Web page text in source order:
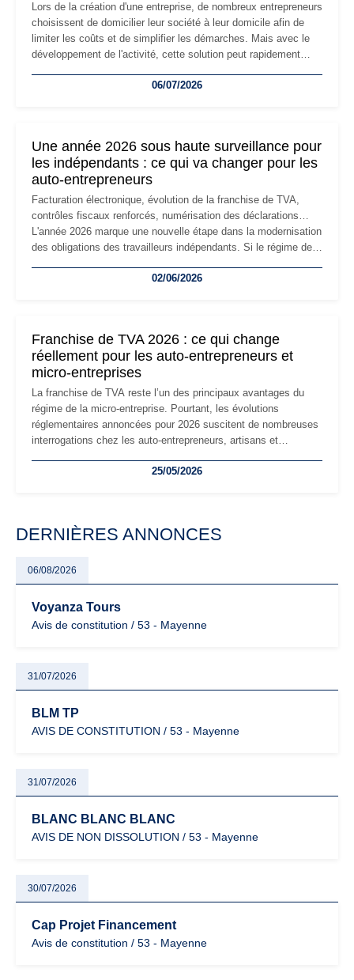
Lors de la création d'une entreprise, de nombreux entrepreneurs
choisissent de domicilier leur société à leur domicile afin de
limiter les coûts et de simplifier les démarches. Mais avec le
développement de l'activité, cette solution peut rapidement
professionnels, recrutement, image de marque… Le
06/07/2026
Une année 2026 sous haute surveillance pour
les indépendants : ce qui va changer pour les
auto-entrepreneurs
Facturation électronique, évolution de la franchise de TVA,
contrôles fiscaux renforcés, numérisation des déclarations…
L'année 2026 marque une nouvelle étape dans la modernisation
des obligations des travailleurs indépendants. Si le régime de
les auto-entrepreneurs devront s'adapter à un environnement
02/06/2026
Franchise de TVA 2026 : ce qui change
réellement pour les auto-entrepreneurs et
micro-entreprises
La franchise de TVA reste l’un des principaux avantages du
régime de la micro-entreprise. Pourtant, les évolutions
réglementaires annoncées pour 2026 suscitent de nombreuses
interrogations chez les auto-entrepreneurs, artisans et
facturation ou risque de bascule vers la TVA : les règles
25/05/2026
DERNIÈRES ANNONCES
06/08/2026
Voyanza Tours
Avis de constitution / 53 - Mayenne
31/07/2026
BLM TP
AVIS DE CONSTITUTION / 53 - Mayenne
31/07/2026
BLANC BLANC BLANC
AVIS DE NON DISSOLUTION / 53 - Mayenne
30/07/2026
Cap Projet Financement
Avis de constitution / 53 - Mayenne